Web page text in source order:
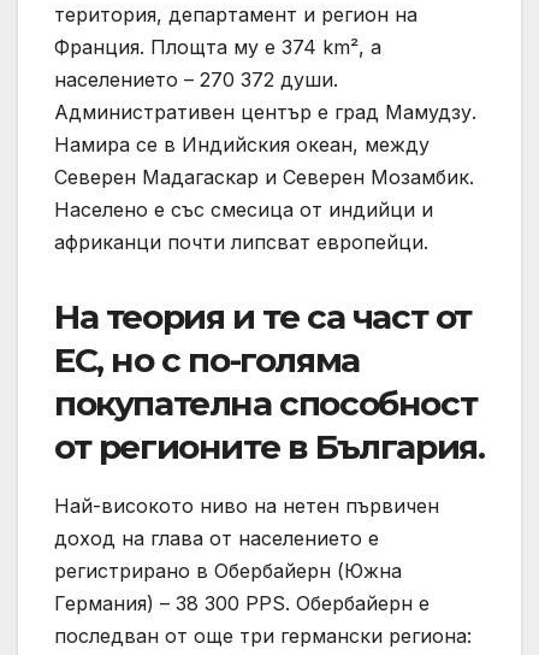
територия, департамент и регион на
Франция. Площта му е 374 km², а
населението – 270 372 души.
Административен център е град Мамудзу.
Намира се в Индийския океан, между
Северен Мадагаскар и Северен Мозамбик.
Населено е със смесица от индийци и
африканци почти липсват европейци.
На теория и те са част от
ЕС, но с по-голяма
покупателна способност
от регионите в България.
Най-високото ниво на нетен първичен
доход на глава от населението е
регистрирано в Обербайерн (Южна
Германия) – 38 300 PPS. Обербайерн е
последван от още три германски региона: